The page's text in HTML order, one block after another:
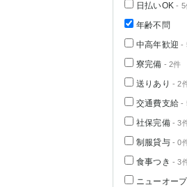
日払いOK - 5
年齢不問
中高年歓迎 -
寮完備 - 2件
送りあり - 2
交通費支給 -
社保完備- 3
制服貸与- 0
食事つき - 3
ニューオー